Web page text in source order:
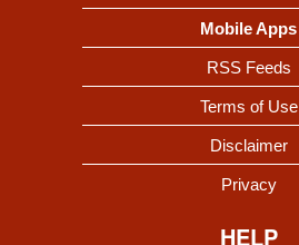
Mobile Apps
RSS Feeds
Terms of Use
Disclaimer
Privacy
HELP